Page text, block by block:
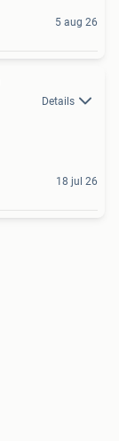
5 aug 26
Details
18 jul 26